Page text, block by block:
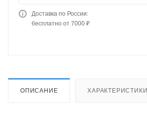
Доставка по России:
бесплатно от 7000 ₽
ОПИСАНИЕ ХАРАКТЕРИСТИКИ